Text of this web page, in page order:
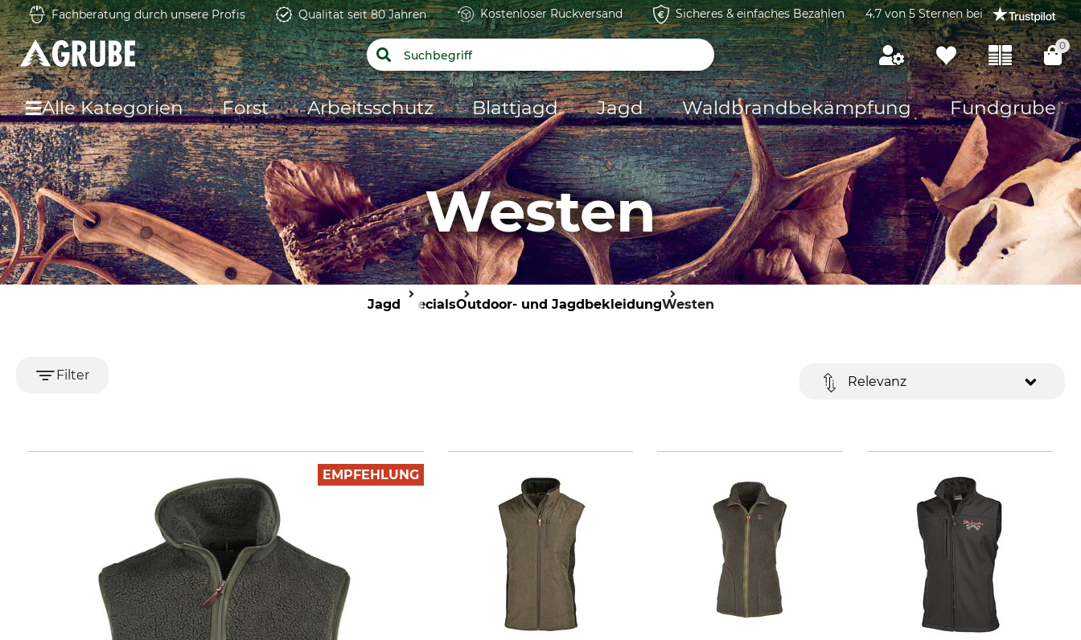
Fachberatung durch unsere Profis Qualität seit 80 Jahren Kostenloser Rückversand Sicheres & einfaches Bezahlen 4.7 von 5 Sternen bei
0
Alle Kategorien Forst Arbeitsschutz Blattjagd Jagd Waldbrandbekämpfung Fundgrube
Westen
Jagd SpecialsOutdoor- und JagdbekleidungWesten
Filter Relevanz
EMPFEHLUNG